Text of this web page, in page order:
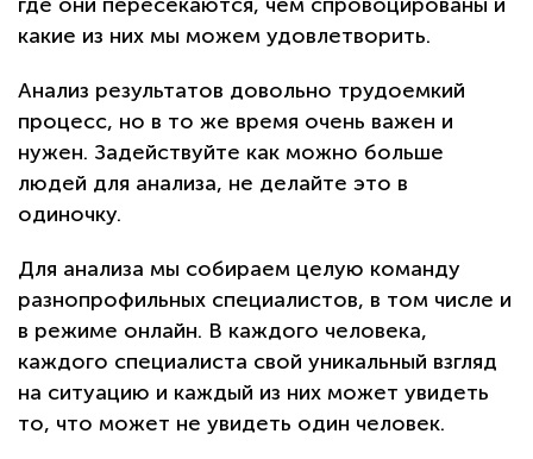
какие из них мы можем удовлетворить.
Анализ результатов довольно трудоемкий
процесс, но в то же время очень важен и
нужен. Задействуйте как можно больше
людей для анализа, не делайте это в
одиночку.
Для анализа мы собираем целую команду
разнопрофильных специалистов, в том числе и
в режиме онлайн. В каждого человека,
каждого специалиста свой уникальный взгляд
на ситуацию и каждый из них может увидеть
то, что может не увидеть один человек.